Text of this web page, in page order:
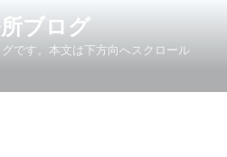
ブログ
です。本文は下方向へスクロール